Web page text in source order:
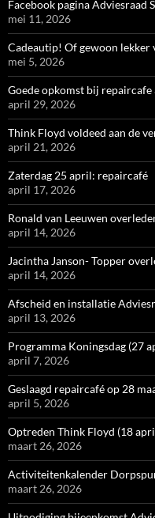
Facebook pagina Adviesraad
mei 11, 2026
Cadeautip! Of gewoon lekker
mei 5, 2026
Goede opkomst bij
april 29, 2026
Think Floyd voldeed aan de
april 21, 2026
Zaterdag 25 april: repaircafé
april 17, 2026
Ronald van Leeuwen
april 14, 2026
Jacintha Janson- Topper
april 14, 2026
Afscheid en installatie
april 13, 2026
Programma Koningsdag (27
april 7, 2026
Geslaagd repaircafé op 28
april 5, 2026
Optreden Think Floyd (18
maart 26, 2026
Activiteitenkalender
maart 26, 2026